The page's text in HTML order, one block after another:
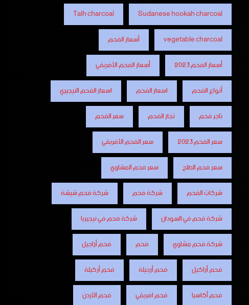
Sudanese hookah charcoal
Talh charcoal
vegetable charcoal
أسعار الفحم
أسعار الفحم 2023
أسعار الفحم الأفريقي
أنواع الفحم
اسعار الفحم
اسعار الفحم النيجيري
تاجر فحم
تجار الفحم
سعر الفحم
سعر الفحم 2023
سعر الفحم الأفريقي
سعر فحم الطلح
سعر فحم المشاوي
شركات الفحم
شركة فحم
شركة فحم شيشة
شركة فحم في السودان
شركة فحم في نيجيريا
شركة فحم مشاوي
فحم
فحم أراجيل
فحم أراكيل
فحم أرجيلة
فحم أركيلة
فحم أكاسيا
فحم افريقي
فحم الأردن